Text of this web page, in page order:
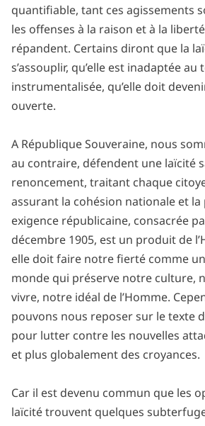
quantifiable, tant ces agissements
les offenses à la raison et à la
répandent. Certains diront que la
s’assouplir, qu’elle est inadaptée
instrumentalisée, qu’elle doit
ouverte.
A République Souveraine, nous
au contraire, défendent une laïcité
renoncement, traitant chaque
assurant la cohésion nationale et la
exigence républicaine, consacrée
décembre 1905, est un produit de
elle doit faire notre fierté comme
monde qui préserve notre culture,
vivre, notre idéal de l’Homme.
pouvons nous reposer sur le texte
pour lutter contre les nouvelles
et plus globalement des croyances.
Car il est devenu commun que les
laïcité trouvent quelques